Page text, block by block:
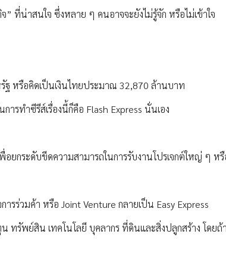
ที่น่าสนใจ ซึ่งหลาย ๆ คนอาจจะยังไม่รู้จัก หรือไม่เข้าใจ
หรือคิดเป็นเงินไทยประมาณ 32,870 ล้านบาท
ารทำซีรีส์เรื่องนี้ก็คือ Flash Express นั่นเอง
กระดับขีดความสามารถในการรับงานโปรเจกต์ใหญ่ ๆ หรื
ร่วมค้า หรือ Joint Venture กลายเป็น Easy Express
รัพย์สิน เทคโนโลยี บุคลากร ที่ดินและสิ่งปลูกสร้าง โดยถ้